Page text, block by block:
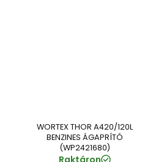
WORTEX THOR A420/120L
BENZINES ÁGAPRÍTÓ
(WP2421680)
Raktáron